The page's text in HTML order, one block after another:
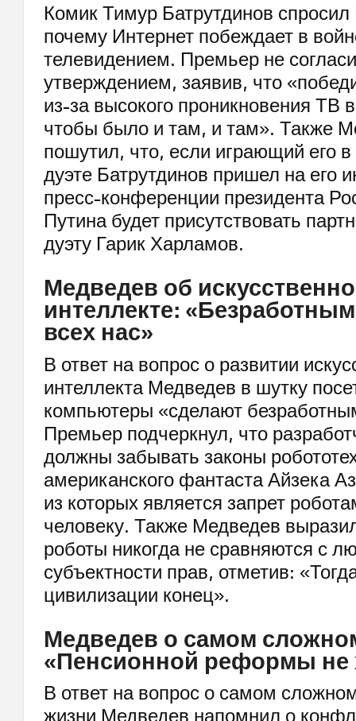
Комик Тимур Батрутдинов
почему Интернет побеждает в
телевидением. Премьер не
утверждением, заявив, что
из-за высокого проникновения ТВ
чтобы было и там, и там». Также
пошутил, что, если играющий его
дуэте Батрутдинов пришел на его
пресс-конференции президента
Путина будет присутствовать
дуэту Гарик Харламов.
Медведев об
интеллекте:
всех нас»
В ответ на вопрос о развитии
интеллекта Медведев в шутку
компьютеры «сделают
Премьер подчеркнул, что
должны забывать законы
американского фантаста Айзека
из которых является запрет
человеку. Также Медведев
роботы никогда не сравняются с
субъектности прав, отметив:
цивилизации конец».
Медведев о самом
«Пенсионной реформы не
В ответ на вопрос о самом
жизни Медведев напомнил о